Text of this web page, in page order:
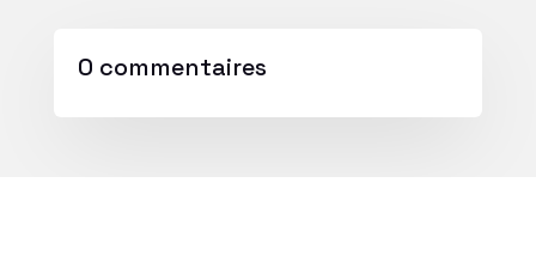
0 commentaires